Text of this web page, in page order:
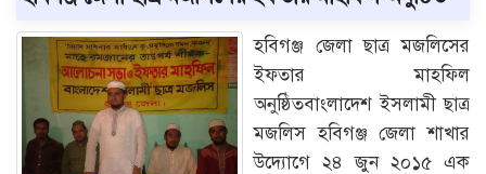
হবিগঞ্জ জেলা ছাত্র মজলিসের
ইফতার মাহফিল
অনুষ্ঠিতবাংলাদেশ ইসলামী ছাত্র
মজলিস হবিগঞ্জ জেলা শাখার
উদ্যোগে ২৪ জুন ২০১৫ এক